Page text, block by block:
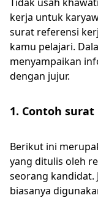
kerja untuk
surat referensi
kamu pelajari.
menyampaikan
dengan jujur.
1. Contoh
Berikut ini
yang ditulis oleh
seorang kandidat.
biasanya